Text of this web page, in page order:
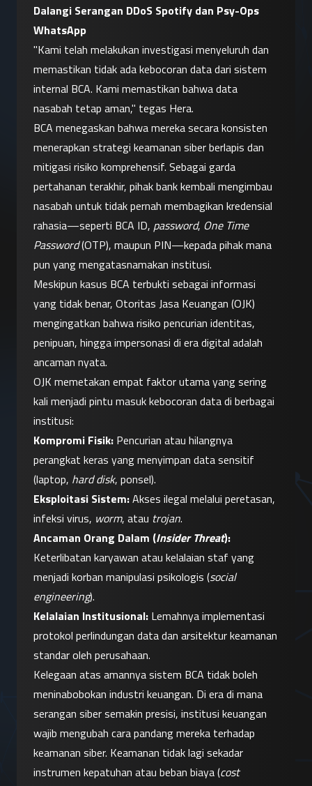
Dalangi Serangan DDoS Spotify dan Psy-Ops
WhatsApp
"Kami telah melakukan investigasi menyeluruh dan
memastikan tidak ada kebocoran data dari sistem
internal BCA. Kami memastikan bahwa data
nasabah tetap aman," tegas Hera.
BCA menegaskan bahwa mereka secara konsisten
menerapkan strategi keamanan siber berlapis dan
mitigasi risiko komprehensif. Sebagai garda
pertahanan terakhir, pihak bank kembali mengimbau
nasabah untuk tidak pernah membagikan kredensial
rahasia—seperti BCA ID, password, One Time
Password (OTP), maupun PIN—kepada pihak mana
pun yang mengatasnamakan institusi.
Meskipun kasus BCA terbukti sebagai informasi
yang tidak benar, Otoritas Jasa Keuangan (OJK)
mengingatkan bahwa risiko pencurian identitas,
penipuan, hingga impersonasi di era digital adalah
ancaman nyata.
OJK memetakan empat faktor utama yang sering
kali menjadi pintu masuk kebocoran data di berbagai
institusi:
Kompromi Fisik: Pencurian atau hilangnya
perangkat keras yang menyimpan data sensitif
(laptop, hard disk, ponsel).
Eksploitasi Sistem: Akses ilegal melalui peretasan,
infeksi virus, worm, atau trojan.
Ancaman Orang Dalam (Insider Threat):
Keterlibatan karyawan atau kelalaian staf yang
menjadi korban manipulasi psikologis (social
engineering).
Kelalaian Institusional: Lemahnya implementasi
protokol perlindungan data dan arsitektur keamanan
standar oleh perusahaan.
Kelegaan atas amannya sistem BCA tidak boleh
meninabobokan industri keuangan. Di era di mana
serangan siber semakin presisi, institusi keuangan
wajib mengubah cara pandang mereka terhadap
keamanan siber. Keamanan tidak lagi sekadar
instrumen kepatuhan atau beban biaya (cost